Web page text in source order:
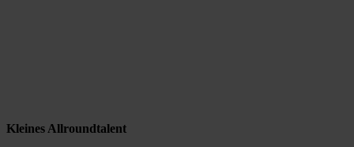
Kleines Allroundtalent